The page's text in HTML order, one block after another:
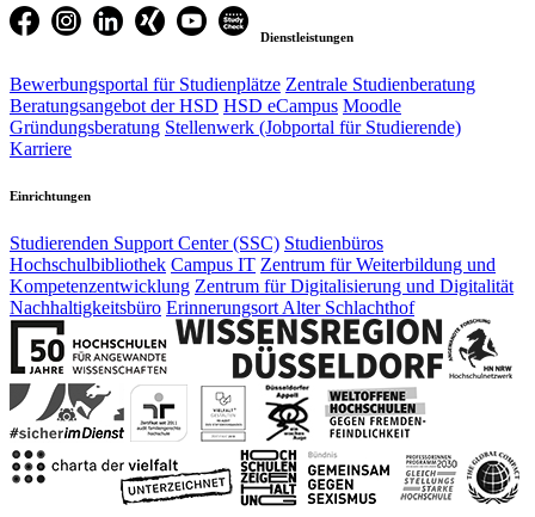
Dienstleistungen
Bewerbungsportal für Studienplätze Zentrale Studienberatung
Beratungsangebot der HSD HSD eCampus Moodle
Gründungsberatung Stellenwerk (Jobportal für Studierende)
Karriere
Einrichtungen
Studierenden Support Center (SSC) Studienbüros
Hochschulbibliothek Campus IT Zentrum für Weiterbildung und
Kompetenzentwicklung Zentrum für Digitalisierung und Digitalität
Nachhaltigkeitsbüro Erinnerungsort Alter Schlachthof